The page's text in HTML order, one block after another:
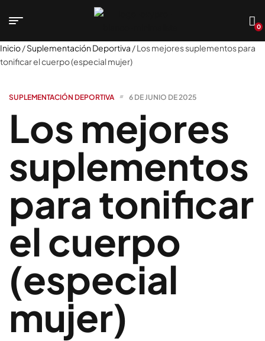
0
Inicio/Suplementación Deportiva / Los mejores suplementos para
tonificar el cuerpo (especial mujer)
SUPLEMENTACIÓN DEPORTIVA 6 DE JUNIO DE 2025
Los mejores
suplementos
para tonificar
el cuerpo
(especial
mujer)